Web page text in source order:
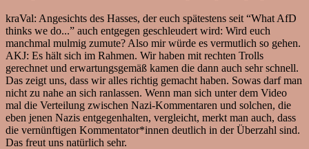
kraVal: Angesichts des Hasses, der euch spätestens seit “What AfD
thinks we do...” auch entgegen geschleudert wird: Wird euch
manchmal mulmig zumute? Also mir würde es vermutlich so gehen.
AKJ: Es hält sich im Rahmen. Wir haben mit rechten Trolls
gerechnet und erwartungsgemäß kamen die dann auch sehr schnell.
Das zeigt uns, dass wir alles richtig gemacht haben. Sowas darf man
nicht zu nahe an sich ranlassen. Wenn man sich unter dem Video
mal die Verteilung zwischen Nazi-Kommentaren und solchen, die
eben jenen Nazis entgegenhalten, vergleicht, merkt man auch, dass
die vernünftigen Kommentator*innen deutlich in der Überzahl sind.
Das freut uns natürlich sehr.